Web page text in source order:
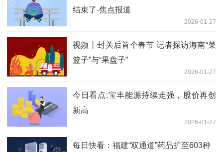
结束了-焦点报道
2026-01-27
视频丨封关后首个春节 记者探访海南“菜
篮子”与“果盘子”
2026-01-27
今日看点:宝丰能源持续走强，股价再创
新高
2026-01-27
每日快看：福建“双通道”药品扩至603种